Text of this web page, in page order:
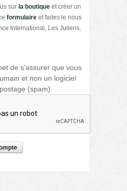
sur la boutique et créer un
formulaire et faites le nous
International, Les Juliens,
de s'assurer que vous
et non un logiciel
(spam).